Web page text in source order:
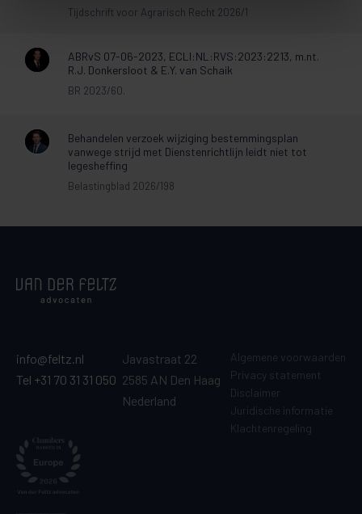
Tijdschrift voor Agrarisch Recht 2026/1
ABRvS 07-06-2023, ECLI:NL:RVS:2023:2213, m.nt.
R.J. Donkersloot & E.Y. van Schaik
BR 2023/60.
Behandelen verzoek wijziging bestemmingsplan
vanwege strijd met Dienstenrichtlijn leidt niet tot
legesheffing
Belastingblad 2026/198
info@feltz.nl
Tel +31 70 31 31 050
Javastraat 22
2585 AN Den Haag
Nederland
Algemene voorwaarden
Privacy statement
Disclaimer
Juridische informatie
Klachtenregeling